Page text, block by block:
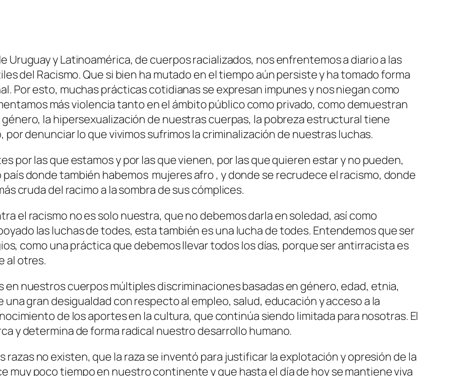
Uruguay y Latinoamérica, de cuerpos racializados, nos enfrentemos a diario a las
del Racismo. Que si bien ha mutado en el tiempo aún persiste y ha tomado forma
Por esto, muchas prácticas cotidianas se expresan impunes y nos niegan como
más violencia tanto en el ámbito público como privado, como demuestran
la hipersexualización de nuestras cuerpas, la pobreza estructural tiene
denunciar lo que vivimos sufrimos la criminalización de nuestras luchas.
por las que estamos y por las que vienen, por las que quieren estar y no pueden,
donde también habemos mujeres afro , y donde se recrudece el racismo, donde
cruda del racimo a la sombra de sus cómplices.
el racismo no es solo nuestra, que no debemos darla en soledad, así como
las luchas de todes, esta también es una lucha de todes. Entendemos que ser
como una práctica que debemos llevar todos los días, porque ser antirracista es
al otres.
en nuestros cuerpos múltiples discriminaciones basadas en género, edad, etnia,
gran desigualdad con respecto al empleo, salud, educación y acceso a la
de los aportes en la cultura, que continúa siendo limitada para nosotras. El
y determina de forma radical nuestro desarrollo humano.
razas no existen, que la raza se inventó para justificar la explotación y opresión de la
muy poco tiempo en nuestro continente y que hasta el día de hoy se mantiene viva